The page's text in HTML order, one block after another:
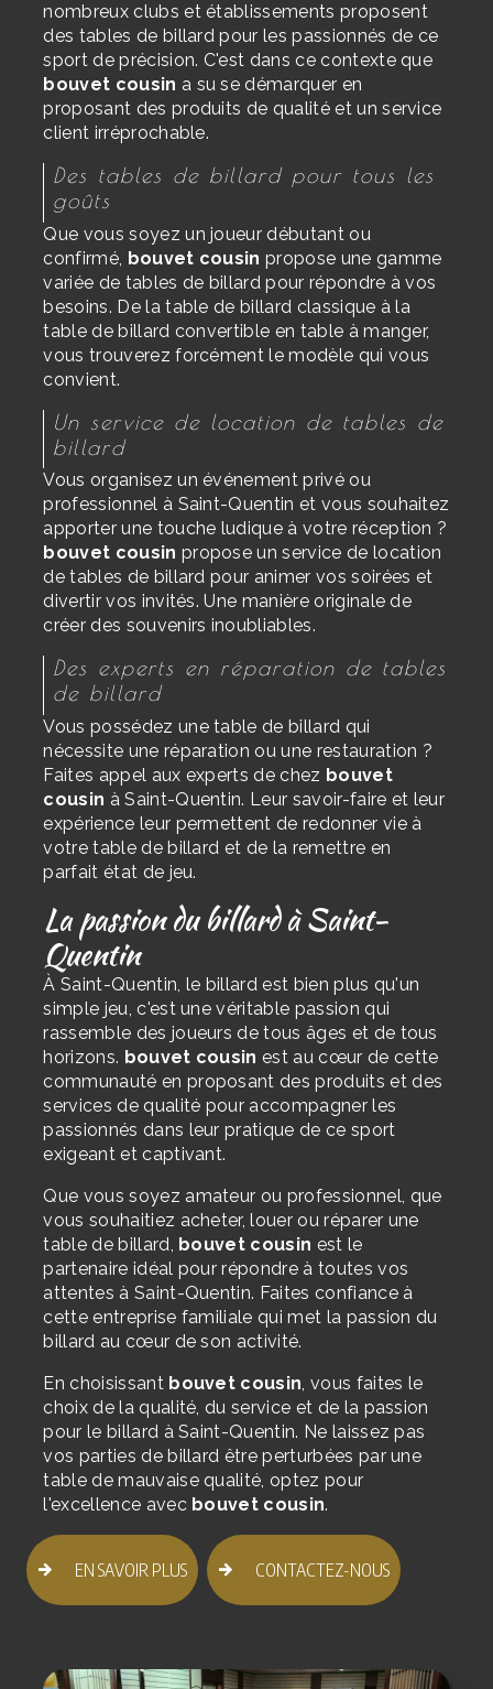
nombreux clubs et établissements proposent
des tables de billard pour les passionnés de ce
sport de précision. C'est dans ce contexte que
bouvet cousin a su se démarquer en
proposant des produits de qualité et un service
client irréprochable.
Des tables de billard pour tous les
goûts
Que vous soyez un joueur débutant ou
confirmé, bouvet cousin propose une gamme
variée de tables de billard pour répondre à vos
besoins. De la table de billard classique à la
table de billard convertible en table à manger,
vous trouverez forcément le modèle qui vous
convient.
Un service de location de tables de
billard
Vous organisez un événement privé ou
professionnel à Saint-Quentin et vous souhaitez
apporter une touche ludique à votre réception ?
bouvet cousin propose un service de location
de tables de billard pour animer vos soirées et
divertir vos invités. Une manière originale de
créer des souvenirs inoubliables.
Des experts en réparation de tables
de billard
Vous possédez une table de billard qui
nécessite une réparation ou une restauration ?
Faites appel aux experts de chez bouvet
cousin à Saint-Quentin. Leur savoir-faire et leur
expérience leur permettent de redonner vie à
votre table de billard et de la remettre en
parfait état de jeu.
La passion du billard à Saint-
Quentin
À Saint-Quentin, le billard est bien plus qu'un
simple jeu, c'est une véritable passion qui
rassemble des joueurs de tous âges et de tous
horizons. bouvet cousin est au cœur de cette
communauté en proposant des produits et des
services de qualité pour accompagner les
passionnés dans leur pratique de ce sport
exigeant et captivant.
Que vous soyez amateur ou professionnel, que
vous souhaitiez acheter, louer ou réparer une
table de billard, bouvet cousin est le
partenaire idéal pour répondre à toutes vos
attentes à Saint-Quentin. Faites confiance à
cette entreprise familiale qui met la passion du
billard au cœur de son activité.
En choisissant bouvet cousin , vous faites le
choix de la qualité, du service et de la passion
pour le billard à Saint-Quentin. Ne laissez pas
vos parties de billard être perturbées par une
table de mauvaise qualité, optez pour
l'excellence avec bouvet cousin.
EN SAVOIR PLUS CONTACTEZ-NOUS